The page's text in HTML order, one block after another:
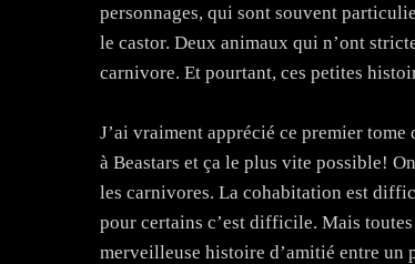
personnages, qui sont souvent
le castor. Deux animaux qui n’ont
carnivore. Et pourtant, ces petites
J’ai vraiment apprécié ce premier
à Beastars et ça le plus vite possible!
les carnivores. La cohabitation est
pour certains c’est difficile. Mais
merveilleuse histoire d’amitié entre un